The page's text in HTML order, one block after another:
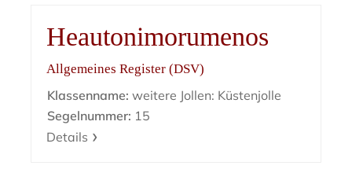
Heautonimorumenos
Allgemeines Register (DSV)
Klassenname: weitere Jollen: Küstenjolle
Segelnummer: 15
Details